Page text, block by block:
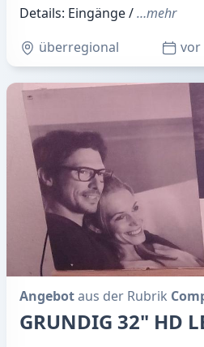
Details: Eingänge /…mehr
überregional
vor
Angebotaus der Rubrik
GRUNDIG 32" HD